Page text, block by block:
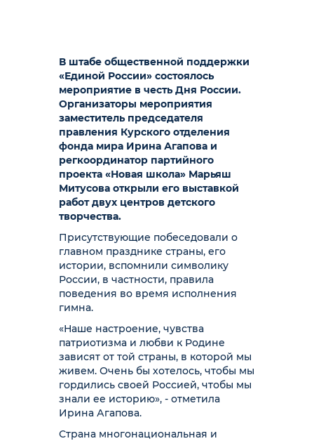
В штабе общественной поддержки
«Единой России» состоялось
мероприятие в честь Дня России.
Организаторы мероприятия
заместитель председателя
правления Курского отделения
фонда мира Ирина Агапова и
регкоординатор партийного
проекта «Новая школа» Марьяш
Митусова открыли его выставкой
работ двух центров детского
творчества.
Присутствующие побеседовали о
главном празднике страны, его
истории, вспомнили символику
России, в частности, правила
поведения во время исполнения
гимна.
«Наше настроение, чувства
патриотизма и любви к Родине
зависят от той страны, в которой мы
живем. Очень бы хотелось, чтобы мы
гордились своей Россией, чтобы мы
знали ее историю», - отметила
Ирина Агапова.
Страна многонациональная и